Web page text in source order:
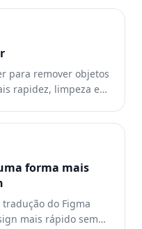
para remover objetos
rapidez, limpeza e
forma mais
do Figma
mais rápido sem